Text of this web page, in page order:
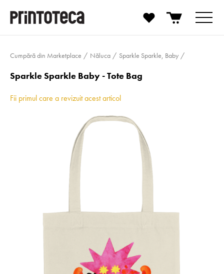
Cumpără din Marketplace Năluca Sparkle Sparkle, Baby
Sparkle Sparkle Baby - Tote Bag
Fii primul care a revizuit acest articol